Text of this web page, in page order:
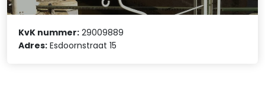
KvK nummer: 29009889
Adres: Esdoornstraat 15